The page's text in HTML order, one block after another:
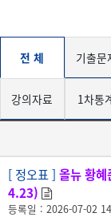
전 체 기출문
강의자료 1차통
[ 정오표 ] 올뉴 황
4.23)
등록일 : 2026-07-02